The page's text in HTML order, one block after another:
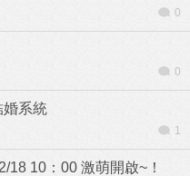
0
0
婚系統
1
18 10：00 激萌開啟~！